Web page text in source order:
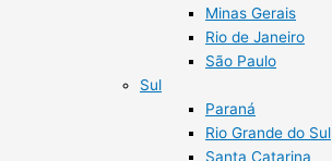
Minas Gerais
Rio de Janeiro
São Paulo
Sul
Paraná
Rio Grande do Sul
Santa Catarina